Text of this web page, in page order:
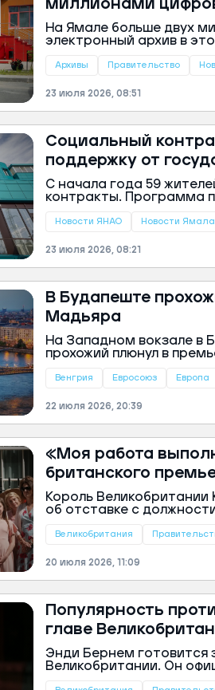
миллионами
На Ямале больше двух
электронный архив в
года, сообщили в пресс-
Архивы Правительство
23 июля 2026, 08:51
Социальный
поддержку от
С начала года 59
контракты. Программа
этом сообщили в
Новости ЯНАО Новости Ямала
23 июля 2026, 08:21
В Будапеште
Мадьяра
На Западном вокзале в
прохожий плюнул в
страны, вероятно,
Венгрия Евросоюз Европа
22 июля 2026, 20:39
«Моя работа
британского
Король
об отставке с
Великобритания
20 июля 2026, 11:09
Популярность
главе
Энди Бернем готовится
Великобритании. Он